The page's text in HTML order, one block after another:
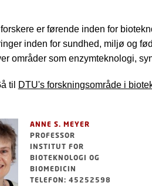
forskere er førende inden for
inden for sundhed, miljø og
områder som enzymteknologi,
til DTU's forskningsområde i
ANNE S. MEYER
PROFESSOR
INSTITUT FOR
BIOTEKNOLOGI OG
BIOMEDICIN
TELEFON: 45252598